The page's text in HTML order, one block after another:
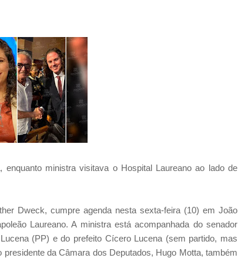
ministra visitava o Hospital Laureano ao lado de
Dweck, cumpre agenda nesta sexta-feira (10) em João
Laureano. A ministra está acompanhada do senador
(PP) e do prefeito Cícero Lucena (sem partido, mas
da Câmara dos Deputados, Hugo Motta, também